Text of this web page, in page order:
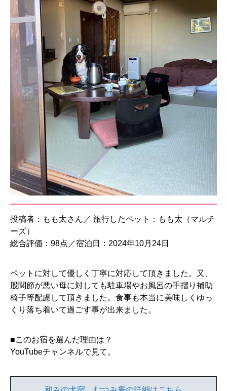
投稿者：もも太さん／ 旅行したペット：もも太（マルチ
ーズ）
総合評価：98点／宿泊日：2024年10月24日
ペットに対して優しく丁寧に対応して頂きました。又、
股関節が悪い母に対しても駐車場やお風呂の手摺り補助
椅子等配慮して頂きました。食事も本当に美味しくゆっ
くり落ち着いて過ごす事が出来ました。
■このお宿を選んだ理由は？
YouTubeチャンネルで見て。